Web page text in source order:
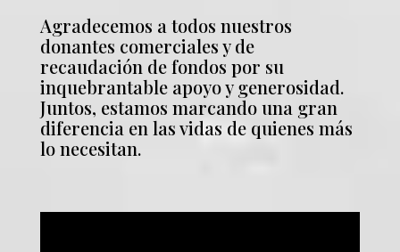
Agradecemos a todos nuestros
donantes comerciales y de
recaudación de fondos por su
inquebrantable apoyo y generosidad.
Juntos, estamos marcando una gran
diferencia en las vidas de quienes más
lo necesitan.